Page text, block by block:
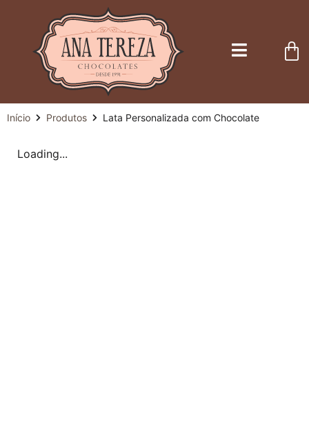
Início Produtos Lata Personalizada com Chocolate
Loading...